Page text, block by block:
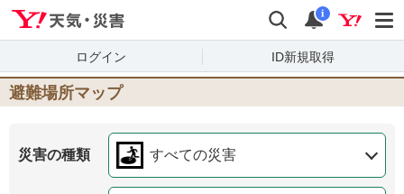
検索 通知
i
ログイン ID新規取得
避難場所マップ
災害の種類 すべての災害